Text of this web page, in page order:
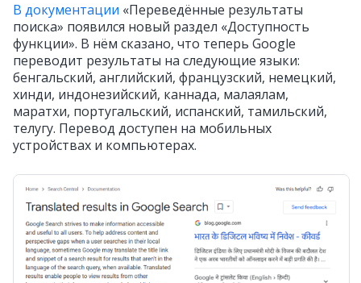
В документации «Переведённые результаты
поиска» появился новый раздел «Доступность
функции». В нём сказано, что теперь Google
переводит результаты на следующие языки:
бенгальский, английский, французский, немецкий,
хинди, индонезийский, каннада, малаялам,
маратхи, португальский, испанский, тамильский,
телугу. Перевод доступен на мобильных
устройствах и компьютерах.